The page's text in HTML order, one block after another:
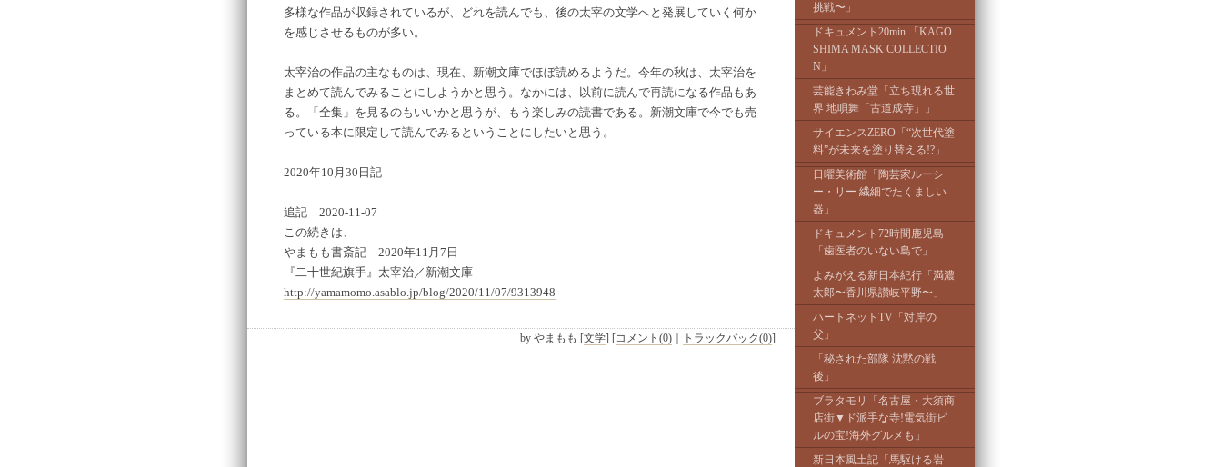
多様な作品が収録されているが、どれを読んでも、後の太宰の文学へと発展していく何か
を感じさせるものが多い。
太宰治の作品の主なものは、現在、新潮文庫でほぼ読めるようだ。今年の秋は、太宰治を
まとめて読んでみることにしようかと思う。なかには、以前に読んで再読になる作品もあ
る。「全集」を見るのもいいかと思うが、もう楽しみの読書である。新潮文庫で今でも売
っている本に限定して読んでみるということにしたいと思う。
2020年10月30日記
追記 2020-11-07
この続きは、
やまもも書斎記 2020年11月7日
『二十世紀旗手』太宰治／新潮文庫
http://yamamomo.asablo.jp/blog/2020/11/07/9313948
by やまもも [文学] [コメント(0) トラックバック(0)]
挑戦〜」
ドキュメント20min.「KAGO
SHIMA MASK COLLECTIO
N」
芸能きわみ堂「立ち現れる世
界 地唄舞「古道成寺」」
サイエンスZERO「“次世代塗
料”が未来を塗り替える!?」
日曜美術館「陶芸家ルーシ
ー・リー 繊細でたくましい
器」
ドキュメント72時間鹿児島
「歯医者のいない島で」
よみがえる新日本紀行「満濃
太郎〜香川県讃岐平野〜」
ハートネットTV「対岸の
父」
「秘された部隊 沈黙の戦
後」
ブラタモリ「名古屋・大須商
店街▼ド派手な寺!電気街ビ
ルの宝!海外グルメも」
新日本風土記「馬駆ける岩